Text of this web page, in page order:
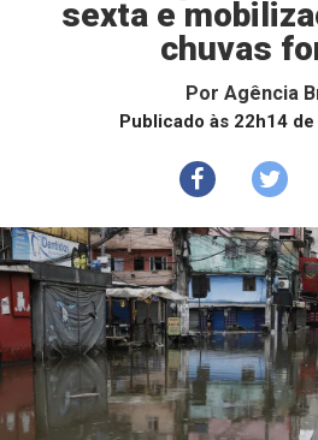
sexta e
chuvas
Por Agência
Publicado às 22h14